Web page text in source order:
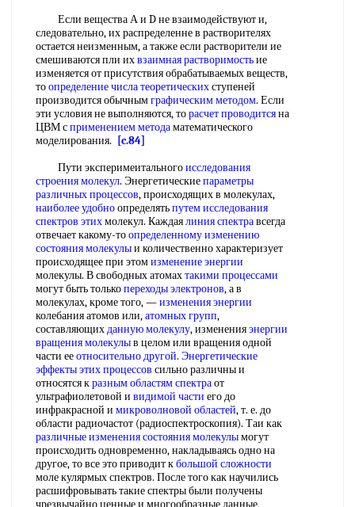
Если вещества А и D не взаимодействуют и,
следовательно, их распределенне в растворителях
остается неизменным, а также если растворители ие
смешиваются пли ихвзаимная растворимостьие
изменяется от присутствия обрабатываемых веществ,
тоопределение числа теоретическихступеней
производится обычнымграфическим методом. Если
эти условия не выполняются, торасчет проводитсяна
ЦВМ сприменением методаматематического
моделирования.
[c.84]
Пути эксперимеитальногоисследования
строения молекул. Энергетическиепараметры
различных процессов, происходящих в молекулах,
наиболее удобноопределятьпутем исследования
спектров этихмолекул. Каждаялиния спектравсегда
отвечает какому-тоопределенному изменению
состояния молекулыи количественно характеризует
происходящее при этомизменение энергии
молекулы. В свободных атомахтакими процессами
могут быть толькопереходы электронов, а в
молекулах, кроме того, —изменения энергии
колебания атомов или,атомных групп,
составляющихданную молекулу, измененияэнергии
вращения молекулыв целом или вращения одной
части ееотносительно другой. Энергетические
эффектыэтих процессов сильно различны и
относятся кразным областям спектраот
ультрафиолетовой и видимой части его до
инфракрасной и микроволновой областей, т. е. до
области радиочастот (радиоспектроскопия). Таи как
различные изменениясостояния молекулымогут
происходить одновременно, накладываясь одно на
другое, то все это приводит кбольшой сложности
моле кулярмых спектров. После того как научились
расшифровывать такие спектры были получены
чрезвычайно ценные и многообразные данные,